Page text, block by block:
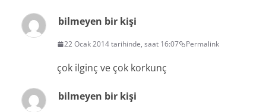
bilmeyen bir kişi
22 Ocak 2014 tarihinde, saat 16:07 Permalink
çok ilginç ve çok korkunç
bilmeyen bir kişi